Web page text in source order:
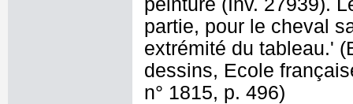
peinture (Inv. 27939).
partie, pour le cheval
extrémité du tableau.'
dessins, Ecole
n° 1815, p. 496)